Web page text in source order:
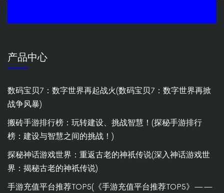
产品中心
数码宝贝7：数字世界再起战火(数码宝贝7：数字世界再掀
战争风暴)
搬砖手游排行榜：玩转建设、挑战智慧！(探秘手游排行
榜：建设与智慧之间的挑战！)
探秘神话游戏世界：重返古老的神祇传说(深入神话游戏世
界：揭秘古老的神祇传说)
手游充值平台推荐TOP5(《手游充值平台推荐TOP5》——